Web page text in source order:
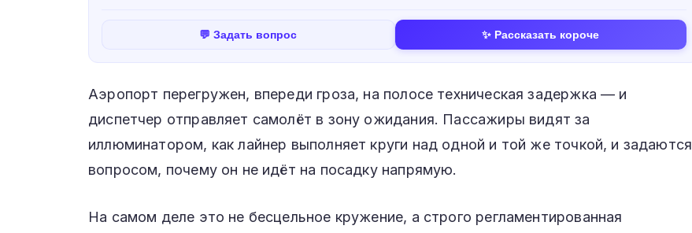
💬 Задать вопрос ✨ Рассказать короче
Аэропорт перегружен, впереди гроза, на полосе техническая задержка — и
диспетчер отправляет самолёт в зону ожидания. Пассажиры видят за
иллюминатором, как лайнер выполняет круги над одной и той же точкой, и задаются
вопросом, почему он не идёт на посадку напрямую.
На самом деле это не бесцельное кружение, а строго регламентированная